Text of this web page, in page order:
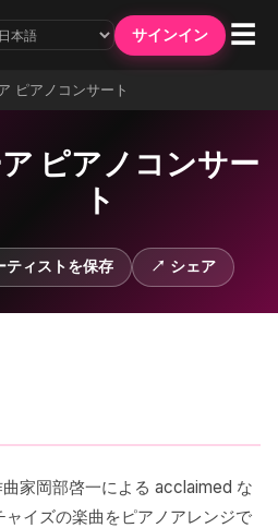
サインイン ☰
ピアノコンサート
ピアノコンサー
ト
ィストを保存 ↗ シェア
家岡部啓一による acclaimed な
イズの楽曲をピアノアレンジで